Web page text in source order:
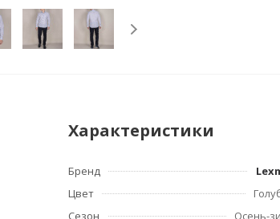
Характеристики
Бренд
Цвет
Сезон
Осень-